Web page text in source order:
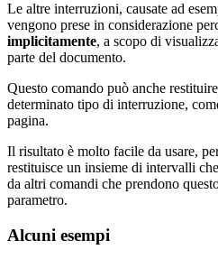
Le altre interruzioni, causate ad
vengono prese in considerazione
implicitamente, a scopo di
parte del documento.
Questo comando può anche
determinato tipo di interruzione,
pagina.
Il risultato è molto facile da usare,
restituisce un insieme di intervalli
da altri comandi che prendono
parametro.
Alcuni esempi